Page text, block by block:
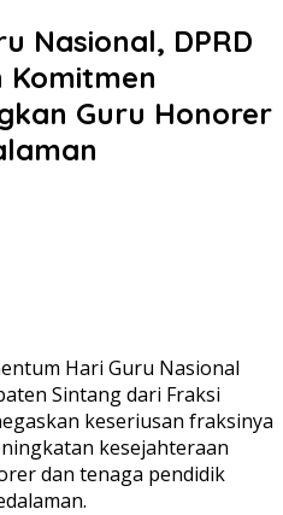
Nasional, DPRD
Komitmen
Guru Honorer
Hari Guru Nasional
Sintang dari Fraksi
keseriusan fraksinya
kesejahteraan
dan tenaga pendidik